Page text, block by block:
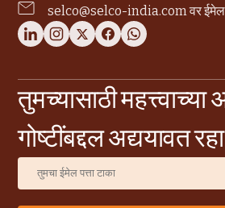
selco@selco-india.com वर ईमेल
तुमच्यासाठी
गोष्टींबद्दल अद्ययावत रहा